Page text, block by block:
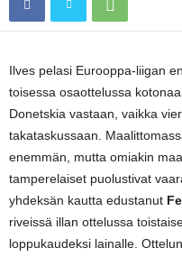
Ilves pelasi Eurooppa-liigan
toisessa osaottelussa
Donetskia vastaan, vaikka
takataskussaan.
enemmän, mutta omiakin
tamperelaiset puolustivat
yhdeksän kautta edustanut
riveissä illan ottelussa
loppukaudeksi lainalle.